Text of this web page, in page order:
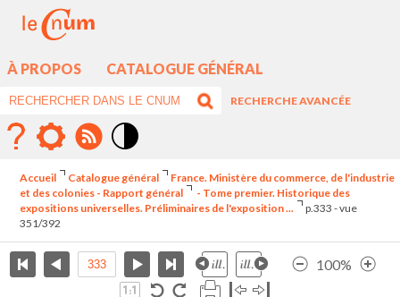
À PROPOS CATALOGUE GÉNÉRAL
RECHERCHE AVANCÉE
élévé
Accueil Catalogue général
France. Ministère du commerce, de l'industrie
et des colonies - Rapport général
- Tome premier. Historique des
expositions universelles. Préliminaires de l'exposition ...
p.333 - vue
351/392
100%